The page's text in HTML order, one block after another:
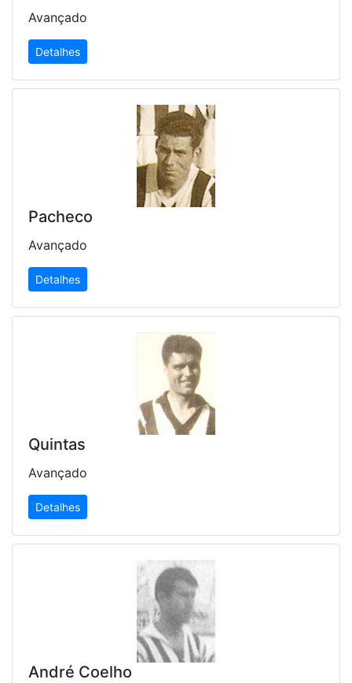
Avançado
Detalhes
Pacheco
Avançado
Detalhes
Quintas
Avançado
Detalhes
André Coelho